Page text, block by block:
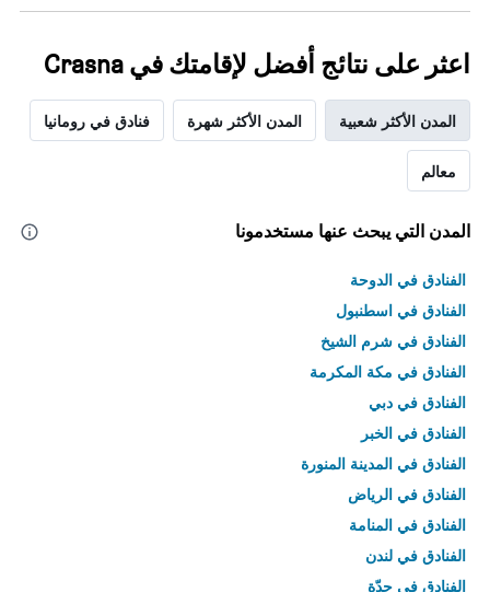
اعثر على نتائج أفضل لإقامتك في Crasna
المدن الأكثر شعبية المدن الأكثر شهرة فنادق في رومانيا
معالم
المدن التي يبحث عنها مستخدمونا
الفنادق في الدوحة
الفنادق في اسطنبول
الفنادق في شرم الشيخ
الفنادق في مكة المكرمة
الفنادق في دبي
الفنادق في الخبر
الفنادق في المدينة المنورة
الفنادق في الرياض
الفنادق في المنامة
الفنادق في لندن
الفنادق في جدّة